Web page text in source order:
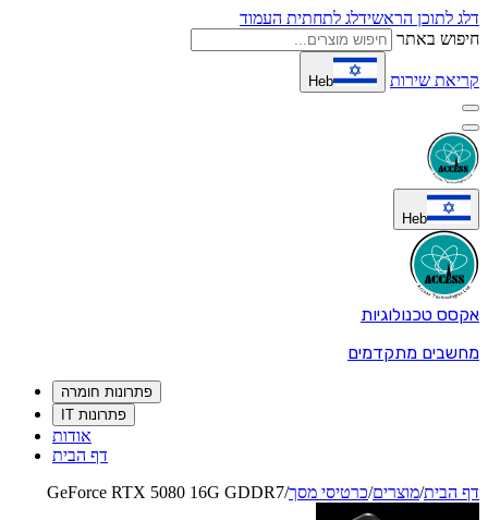
דלג לתוכן הראשידלג לתחתית העמוד
חיפוש באתר
קריאת שירות Heb
Heb
אקסס טכנולוגיות
מחשבים מתקדמים
פתרונות חומרה
פתרונות IT
אודות
דף הבית
דף הבית/מוצרים/כרטיסי מסך/
GeForce RTX 5080 16G GDDR7